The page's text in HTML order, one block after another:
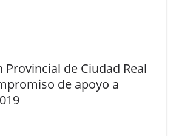
Provincial de Ciudad Real
de apoyo a